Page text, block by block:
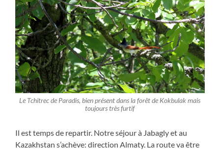
Le Tchitrec de Paradis, bien présent dans la forêt de Kokbulak mais
toujours très furtif
Il est temps de repartir. Notre séjour à Jabagly et au
Kazakhstan s’achève: direction Almaty. La route va être